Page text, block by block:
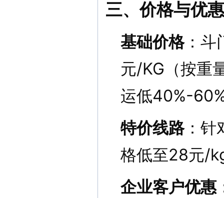
三、价格与优
基础价格：斗
元/KG（按重
运低40%-
特价线路：针
格低至28元/
企业客户优惠